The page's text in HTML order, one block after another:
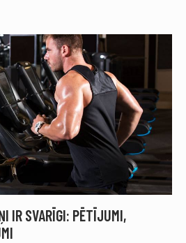
IR SVARĪGI: PĒTĪJUMI,